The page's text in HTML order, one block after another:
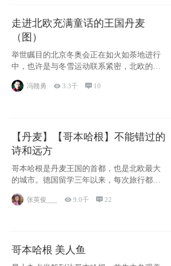
走进北欧充满童话的王国丹麦
（图）
举世瞩目的北京冬奥会正在如火如荼地进行
中，也许是与冬雪运动联系紧密，北欧的一
些国家因
冯赣勇 3.3千  10
【丹麦】【哥本哈根】不能错过的
诗和远方
哥本哈根是丹麦王国的首都，也是北欧最大
的城市。德国留学三年以来，每次旅行都是
张英俊___ 9.0千 22
哥本哈根 美人鱼